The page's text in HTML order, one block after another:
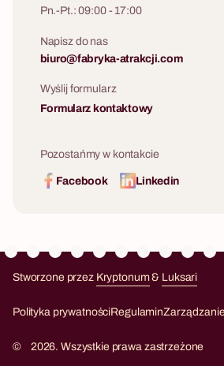
Pn.-Pt.: 09:00 - 17:00
Napisz do nas
biuro@fabryka-atrakcji.com
Wyślij formularz
Formularz kontaktowy
Pozostańmy w kontakcie
Facebook Linkedin
Stworzone przez Kryptonum& Luksari
Polityka prywatnościRegulamin
© 2026. Wszystkie prawa zastrzeżone